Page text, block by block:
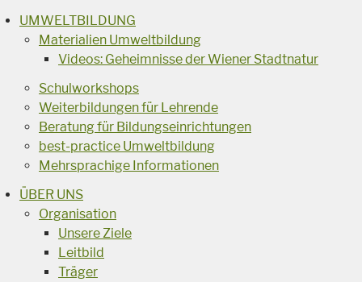
UMWELTBILDUNG
Materialien Umweltbildung
Videos: Geheimnisse der Wiener Stadtnatur
Schulworkshops
Weiterbildungen für Lehrende
Beratung für Bildungseinrichtungen
best-practice Umweltbildung
Mehrsprachige Informationen
ÜBER UNS
Organisation
Unsere Ziele
Leitbild
Träger